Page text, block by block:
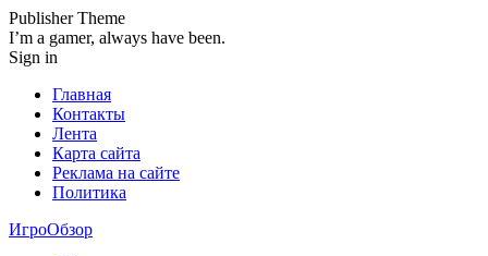
Publisher Theme
I’m a gamer, always have been.
Sign in
Главная
Контакты
Лента
Карта сайта
Реклама на сайте
Политика
ИгроОбзор